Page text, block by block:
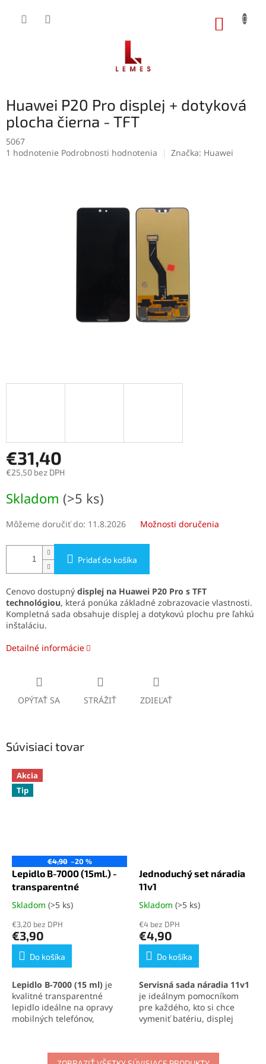
Huawei P20 Pro displej + dotyková
plocha čierna - TFT
5067
Priemerné
1 hodnotenie Podrobnosti hodnotenia Značka: Huawei
€31,40
€25,50 bez DPH
cena:
Skladom (>5 ks)
Môžeme doručiť do: 11.8.2026 Možnosti doručenia
Pridať do košíka
Cenovo dostupný displej na Huawei P20 Pro s TFT
technológiou, která ponúka základné zobrazovacie vlastnosti.
Kompletná sada obsahuje displej a dotykovú plochu pre ľahkú
inštaláciu.
Detailné informácie
OPÝTAŤ SA STRÁŽIŤ ZDIEĽAŤ
Súvisiaci tovar
Akcia
Tip
€4,90 –20 %
Lepidlo B-7000 (15ml.) -
transparentné
Priemerné
produktu
je
5,0
hviezdičiek.
Skladom (>5 ks)
€3,20 bez DPH
€3,90
Do košíka
Lepidlo B-7000 (15 ml) je
kvalitné transparentné
lepidlo ideálne na opravy
mobilných telefónov,
no pružný spoj, ktorý
Jednoduchý set náradia
11v1
Priemerné
produktu
je
5,0
hviezdičiek.
Skladom (>5 ks)
€4 bez DPH
€4,90
Do košíka
Servisná sada náradia 11v1
je ideálnym pomocníkom
pre každého, kto si chce
vymeniť batériu, displej
Obsahuje skrutkovače,